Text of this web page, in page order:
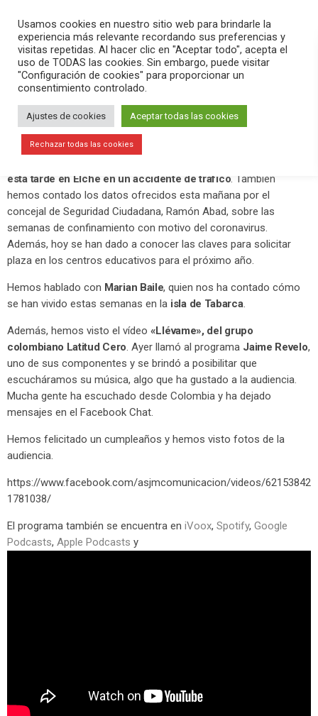
search menu pause PLAY
mayo 20, 2020
Fallece un motorista en accidente de
tráfico
En el programaVersión Radio
esta tarde en Elche en un accidente de tráfico . También
hemos contado los datos ofrecidos esta mañana por el
concejal de Seguridad Ciudadana, Ramón Abad, sobre las
semanas de confinamiento con motivo del coronavirus.
Además, hoy se han dado a conocer las claves para solicitar
plaza en los centros educativos para el próximo año.
Hemos hablado con Marian Baile, quien nos ha contado cómo
se han vivido estas semanas en la isla de Tabarca.
Además, hemos visto el vídeo «Llévame», del grupo
colombiano Latitud Cero . Ayer llamó al programa Jaime Revelo,
uno de sus componentes y se brindó a posibilitar que
escucháramos su música, algo que ha gustado a la audiencia.
Mucha gente ha escuchado desde Colombia y ha dejado
mensajes en el Facebook Chat.
Hemos felicitado un cumpleaños y hemos visto fotos de la
audiencia.
https://www.facebook.com/asjmcomunicacion/videos/62153842
1781038/
El programa también se encuentra en iVoox, Spotify, Google
Podcasts, Apple Podcasts y
Usamos cookies en nuestro sitio web para brindarle la
experiencia más relevante recordando sus preferencias y
visitas repetidas. Al hacer clic en "Aceptar todo", acepta el
uso de TODAS las cookies. Sin embargo, puede visitar
"Configuración de cookies" para proporcionar un
consentimiento controlado.
Ajustes de cookies Aceptar todas las cookies
Rechazar todas las cookies